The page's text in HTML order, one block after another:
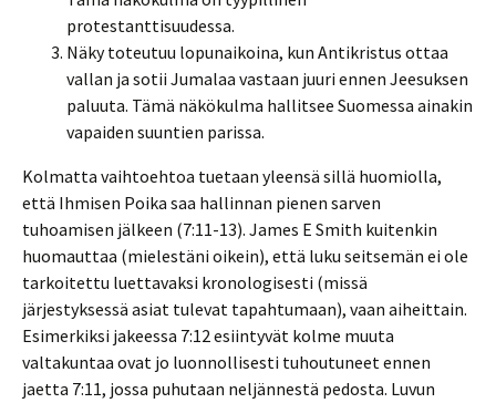
protestanttisuudessa.
Näky toteutuu lopunaikoina, kun Antikristus ottaa
vallan ja sotii Jumalaa vastaan juuri ennen Jeesuksen
paluuta. Tämä näkökulma hallitsee Suomessa ainakin
vapaiden suuntien parissa.
Kolmatta vaihtoehtoa tuetaan yleensä sillä huomiolla,
että Ihmisen Poika saa hallinnan pienen sarven
tuhoamisen jälkeen (7:11-13). James E Smith kuitenkin
huomauttaa (mielestäni oikein), että luku seitsemän ei ole
tarkoitettu luettavaksi kronologisesti (missä
järjestyksessä asiat tulevat tapahtumaan), vaan aiheittain.
Esimerkiksi jakeessa 7:12 esiintyvät kolme muuta
valtakuntaa ovat jo luonnollisesti tuhoutuneet ennen
jaetta 7:11, jossa puhutaan neljännestä pedosta. Luvun